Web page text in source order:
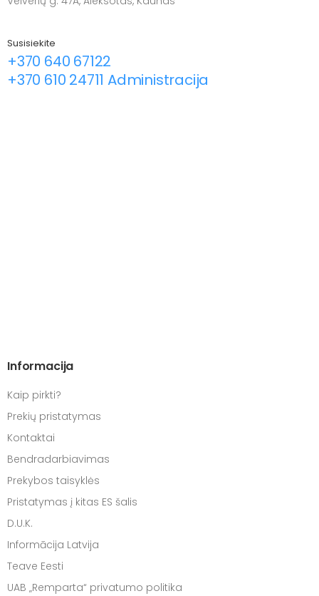
Susisiekite
+370 640 67122
+370 610 24711 Administracija
Informacija
Kaip pirkti?
Prekių pristatymas
Kontaktai
Bendradarbiavimas
Prekybos taisyklės
Pristatymas į kitas ES šalis
D.U.K.
Informācija Latvija
Teave Eesti
UAB „Remparta“ privatumo politika